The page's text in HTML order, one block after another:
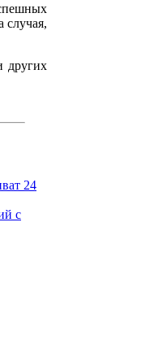
случая,
других
24
с